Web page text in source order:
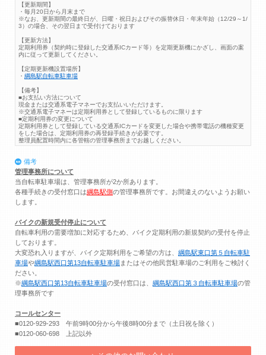
【更新期間】
・毎月20日から月末まで
※なお、更新期間の最終日が、日曜・祝日およびその振替休日・年末年始（12/29～1/
3）の場合、その翌日まで受付けております
【更新方法】
定期利用券（契約時に登録した交通系ICカード等）を定期更新機にかざし、画面の案
内に従って更新してください。
【定期更新機設置場所】
・ 綱島駅自転車駐車場
【備考】
■お支払い方法について
現金または交通系電子マネーでお支払いいただけます。
※交通系電子マネーは定期利用券として登録しているものに限ります
■定期利用券の変更について
定期利用券として登録している交通系ICカードを変更した場合や携帯電話の機種変更
をした場合は、定期利用券の再登録手続きが必要です。
整理員配置時間内に各管轄の管理事務所までお越しください。
備考
管理事務所について
当自転車駐車場は、管理事務所が2か所あります。
各種手続きの受付窓口は綱島駅側の管理事務所です。お間違えのないようお願い
します。
バイクの新規受付停止について
自転車利用の需要増加に対応するため、バイク定期利用の新規契約の受付を停止
しております。
大変恐れ入りますが、バイク定期利用をご希望の方は、 綱島駅東口第５自転車駐
車場や綱島駅西口第13自転車駐車場またはその他民営駐車場のご利用をご検討く
ださい。
※綱島駅西口第13自転車駐車場の受付窓口は、 綱島駅西口第３自転車駐車場の管
理事務所です
コールセンター
■0120-929-293 午前9時00分から午後8時00分まで（土日祝を除く）
■0120-060-698 上記以外